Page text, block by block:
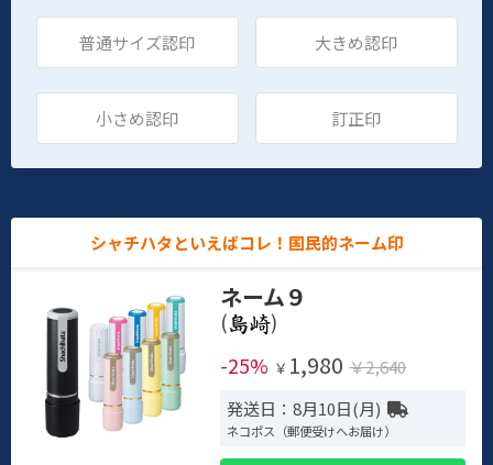
普通サイズ認印 大きめ認印
小さめ認印 訂正印
シャチハタといえばコレ！国民的ネーム印
ネーム９
(
)
-25% ￥ 1,980 ￥2,640
発送日：8月10日(月)
ネコポス（郵便受けへお届け）